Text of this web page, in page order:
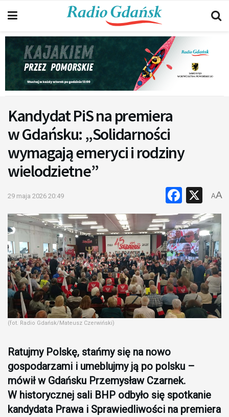
Kandydat PiS na premiera
w Gdańsku: „Solidarności
wymagają emeryci i rodziny
wielodzietne”
29 maja 2026 20:49 X
AA
(fot. Radio Gdańsk/Mateusz Czerwiński)
Ratujmy Polskę, stańmy się na nowo
gospodarzami i umeblujmy ją po polsku –
mówił w Gdańsku Przemysław Czarnek.
W historycznej sali BHP odbyło się spotkanie
kandydata Prawa i Sprawiedliwości na premiera